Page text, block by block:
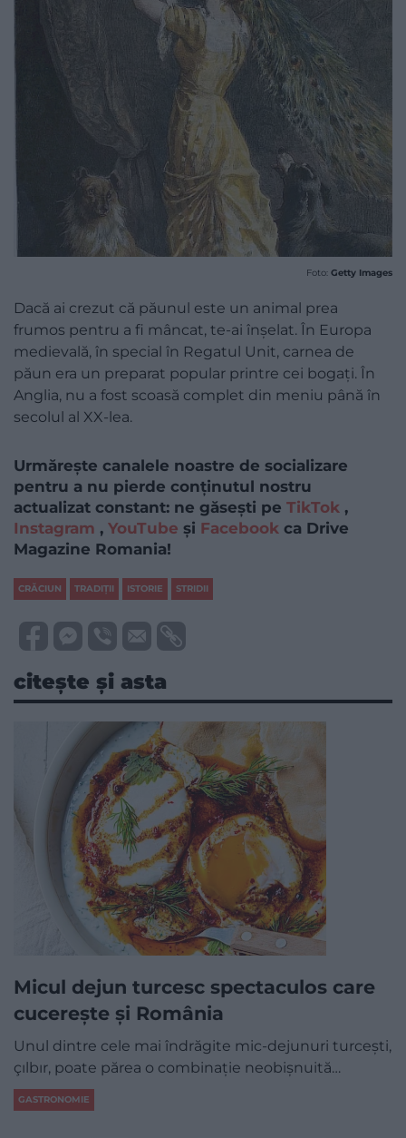
Foto: Getty Images
Dacă ai crezut că păunul este un animal prea
frumos pentru a fi mâncat, te-ai înșelat. În Europa
medievală, în special în Regatul Unit, carnea de
păun era un preparat popular printre cei bogați. În
Anglia, nu a fost scoasă complet din meniu până în
secolul al XX-lea.
Urmărește canalele noastre de socializare
pentru a nu pierde conținutul nostru
actualizat constant: ne găsești pe TikTok ,
Instagram , YouTube și Facebook ca Drive
Magazine Romania!
CRĂCIUN TRADIŢII ISTORIE STRIDII
citește și asta
Micul dejun turcesc spectaculos care
cucerește și România
Unul dintre cele mai îndrăgite mic-dejunuri turcești,
çılbır, poate părea o combinație neobișnuită…
GASTRONOMIE